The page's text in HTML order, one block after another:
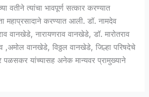
वतीने त्यांचा भावपूर्ण सत्कार करण्यात
महाप्रसादाने करण्यात आली. डॉ. नामदेव
वानखेडे, नारायणराव वानखेडे, डॉ. मारोतराव
वानखेडे, विठ्ठल वानखेडे, जिल्हा परिषदेचे
पळसकर यांच्यासह अनेक मान्यवर प्रामुख्याने